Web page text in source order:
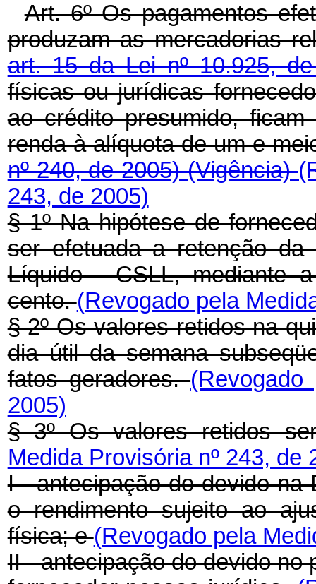
Art. 6º Os pagamentos
produzam as mercadorias
art. 15 da Lei nº 10.925,
físicas ou jurídicas
ao crédito presumido,
renda à alíquota de um e
nº 240, de 2005)(Vigência)
243, de 2005)
§ 1º Na hipótese de
ser efetuada a retenção
Líquido - CSLL, mediante
cento.(Revogado pela
§ 2º Os valores retidos na
dia útil da semana
fatos geradores.
2005)
§ 3º Os valores retidos
Medida Provisória nº 243, de
I - antecipação do devido na
o rendimento sujeito ao
física; e(Revogado pela
II - antecipação do devido no